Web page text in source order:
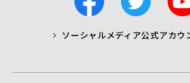
a
a
o
w
t
r
o
t
e
ソーシャルメディア公式アカウ